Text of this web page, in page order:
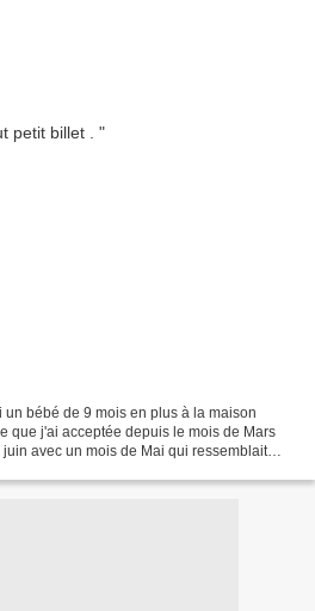
bébé de 9 mois en plus à la maison
que j'ai acceptée depuis le mois de Mars
avec un mois de Mai qui ressemblait